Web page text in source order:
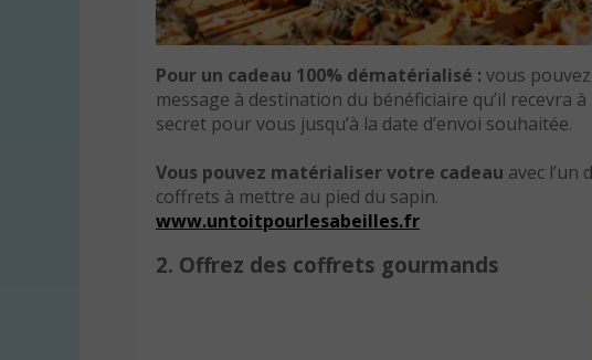
Pour un cadeau 100% dématérialisé : vous
message à destination du bénéficiaire qu’il recevra
secret pour vous jusqu’à la date d’envoi souhaitée.
Vous pouvez matérialiser votre cadeau avec l’un
coffrets à mettre au pied du sapin.
www.untoitpourlesabeilles.fr
2. Offrez des coffrets gourmands